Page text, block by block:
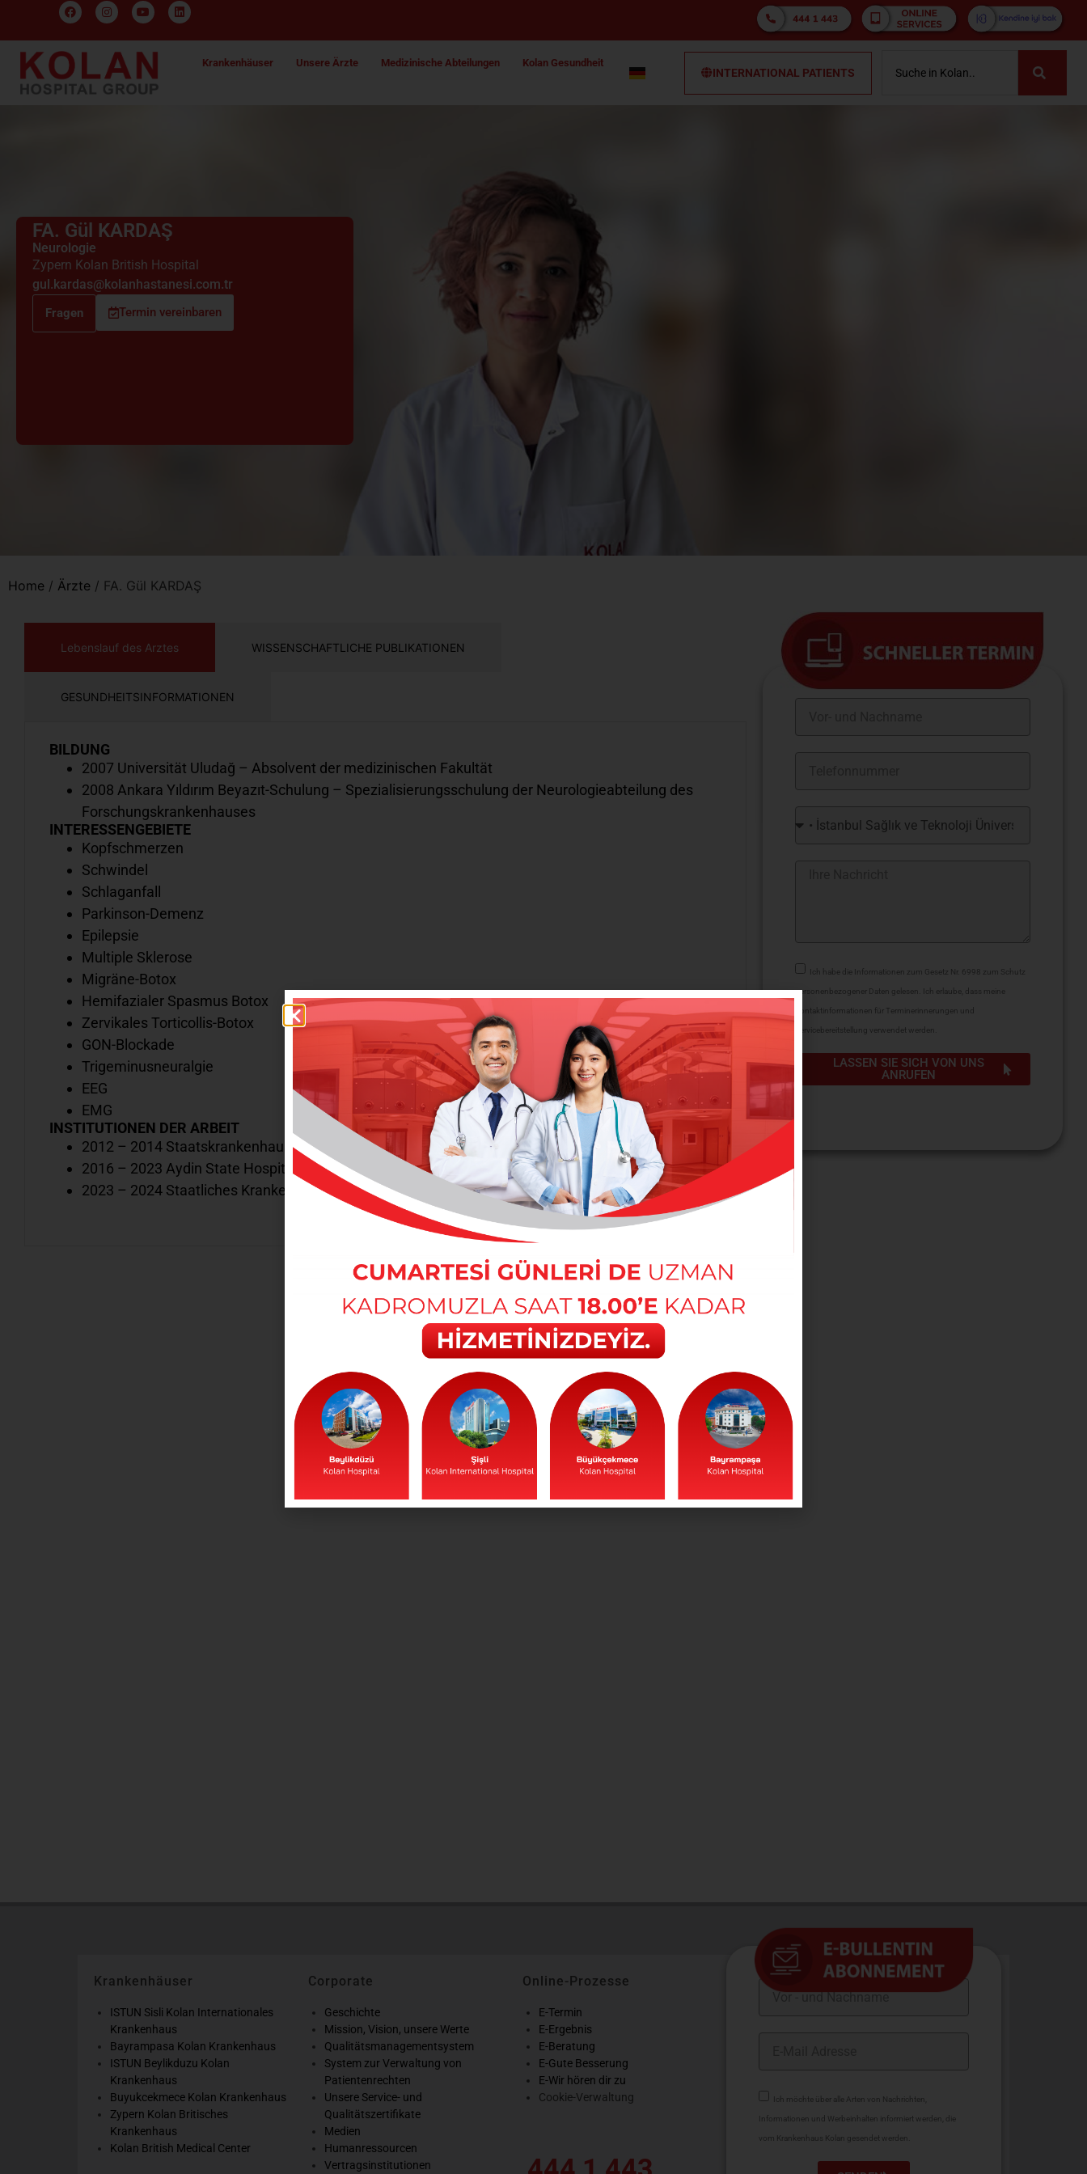
Krankenhäuser Unsere Ärzte Medizinische Abteilungen Kolan Gesundheit
INTERNATIONAL PATIENTS
FA. Gül KARDAŞ
Neurologie
Zypern Kolan British Hospital
gul.kardas@kolanhastanesi.com.tr
Fragen Termin vereinbaren
Home / Ärzte / FA. Gül KARDAŞ
Lebenslauf des Arztes WISSENSCHAFTLICHE PUBLIKATIONEN
GESUNDHEITSINFORMATIONEN
BILDUNG
2007 Universität Uludağ – Absolvent der medizinischen Fakultät
2008 Ankara Yıldırım Beyazıt-Schulung – Spezialisierungsschulung der Neurologieabteilung des
Forschungskrankenhauses
INTERESSENGEBIETE
Kopfschmerzen
Schwindel
Schlaganfall
Parkinson-Demenz
Epilepsie
Multiple Sklerose
Migräne-Botox
Hemifazialer Spasmus Botox
Zervikales Torticollis-Botox
GON-Blockade
Trigeminusneuralgie
EEG
EMG
INSTITUTIONEN DER ARBEIT
2012 – 2014 Staatskrankenhaus Çanakkale
2016 – 2023 Aydin State Hospital
2023 – 2024 Staatliches Krankenhaus Bursa Yenişehir
Ich habe die Informationen zum Gesetz Nr. 6998 zum Schutz
personenbezogener Daten gelesen. Ich erlaube, dass meine
Kontaktinformationen für Terminerinnerungen und
Servicebereitstellung verwendet werden.
LASSEN SIE SICH VON UNS
ANRUFEN
Krankenhäuser
ISTUN Sisli Kolan Internationales
Krankenhaus
Bayrampasa Kolan Krankenhaus
ISTUN Beylikduzu Kolan
Krankenhaus
Buyukcekmece Kolan Krankenhaus
Zypern Kolan Britisches
Krankenhaus
Kolan British Medical Center
Corporate
Geschichte
Mission, Vision, unsere Werte
Qualitätsmanagementsystem
System zur Verwaltung von
Patientenrechten
Unsere Service- und
Qualitätszertifikate
Medien
Humanressourcen
Vertragsinstitutionen
Online-Prozesse
E-Termin
E-Ergebnis
E-Beratung
E-Gute Besserung
E-Wir hören dir zu
Cookie-Verwaltung
Ich möchte über alle Arten von Nachrichten,
Informationen und Werbeinhalten informiert werden, die
vom Krankenhaus Kolan gesendet werden.